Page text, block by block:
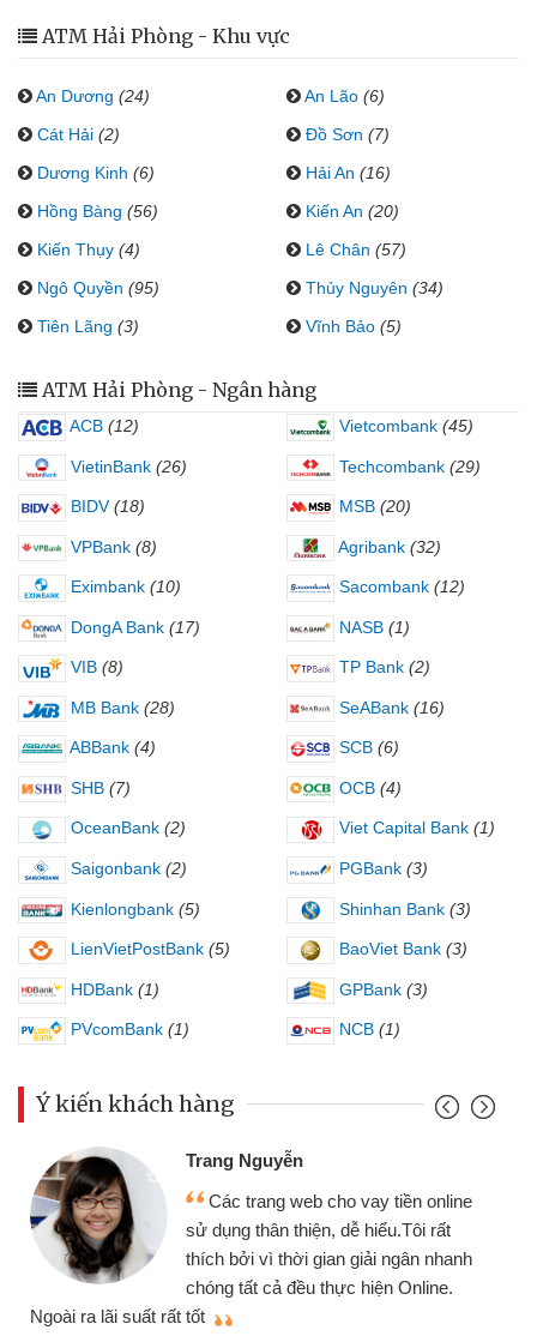
ATM Hải Phòng - Khu vực
An Dương (24) An Lão (6)
Cát Hải (2) Đồ Sơn (7)
Dương Kinh (6) Hải An (16)
Hồng Bàng (56) Kiến An (20)
Kiến Thụy (4) Lê Chân (57)
Ngô Quyền (95) Thủy Nguyên (34)
Tiên Lãng (3) Vĩnh Bảo (5)
ATM Hải Phòng - Ngân hàng
ACB (12) Vietcombank (45)
VietinBank (26) Techcombank (29)
BIDV (18) MSB (20)
VPBank (8) Agribank (32)
Eximbank (10) Sacombank (12)
DongA Bank (17) NASB (1)
VIB (8) TP Bank (2)
MB Bank (28) SeABank (16)
ABBank (4) SCB (6)
SHB (7) OCB (4)
OceanBank (2) Viet Capital Bank (1)
Saigonbank (2) PGBank (3)
Kienlongbank (5) Shinhan Bank (3)
LienVietPostBank (5) BaoViet Bank (3)
HDBank (1) GPBank (3)
PVcomBank (1) NCB (1)
Ý kiến khách hàng
Trang Nguyễn
Các trang web cho vay tiền online
sử dụng thân thiện, dễ hiểu.Tôi rất
thích bởi vì thời gian giải ngân nhanh
chóng tất cả đều thực hiện Online.
Ngoài ra lãi suất rất tốt